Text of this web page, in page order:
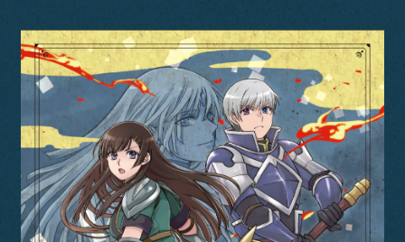
Character
Music
Staff&Cast
Blu-ray
Books